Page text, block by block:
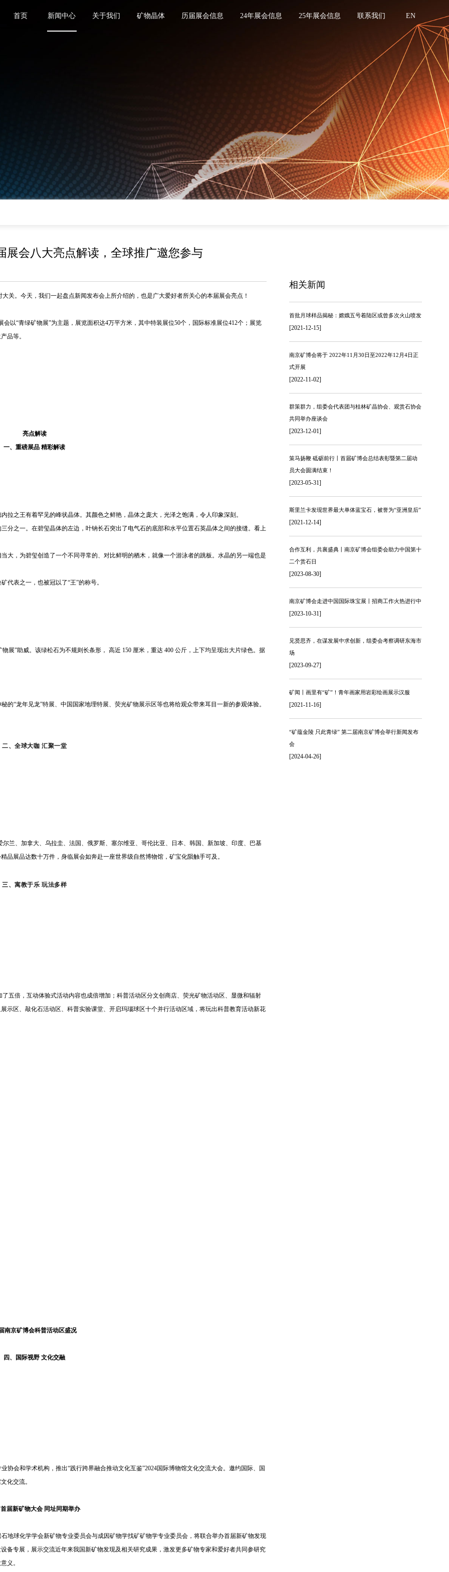
首页 新闻中心 关于我们 矿物晶体 历届展会信息 24年展会信息 25年展会信息 联系我们 EN
相关新闻
首批月球样品揭秘：嫦娥五号着陆区或曾多次火山喷发
[2021-12-15]
南京矿博会将于 2022年11月30日至2022年12月4日正
式开展
[2022-11-02]
群策群力，组委会代表团与桂林矿晶协会、观赏石协会
共同举办座谈会
[2023-12-01]
策马扬鞭 砥砺前行丨首届矿博会总结表彰暨第二届动
员大会圆满结束！
[2023-05-31]
斯里兰卡发现世界最大单体蓝宝石，被誉为“亚洲皇后”
[2021-12-14]
合作互利，共襄盛典丨南京矿博会组委会助力中国第十
二个赏石日
[2023-08-30]
南京矿博会走进中国国际珠宝展丨招商工作火热进行中
[2023-10-31]
见贤思齐，在谋发展中求创新，组委会考察调研东海市
场
[2023-09-27]
矿闻丨画里有“矿”！青年画家用岩彩绘画展示汉服
[2021-11-16]
“矿蕴金陵 只此青绿” 第二届南京矿博会举行新闻发布
会
[2024-04-26]
会八大亮点解读，全球推广邀您参与
关。今天，我们一起盘点新闻发布会上所介绍的，也是广大爱好者所关心的本届展会亮点！
“青绿矿物展”为主题，展览面积达4万平方米，其中特装展位50个，国际标准展位412个；展览
品等。
亮点解读
一、重磅展品 精彩解读
拉之王有着罕见的峰状晶体。其颜色之鲜艳，晶体之庞大，光泽之饱满，令人印象深刻。
分之一。在碧玺晶体的左边，叶钠长石突出了电气石的底部和水平位置石英晶体之间的接缝。看上
大，为碧玺创造了一个不同寻常的、对比鲜明的栖木，就像一个游泳者的跳板。水晶的另一端也是
代表之一，也被冠以了“王”的称号。
助威。该绿松石为不规则长条形， 高近 150 厘米，重达 400 公斤，上下均呈现出大片绿色。据
的“龙年见龙”特展、中国国家地理特展、荧光矿物展示区等也将给观众带来耳目一新的参观体验。
二、全球大咖 汇聚一堂
兰、加拿大、乌拉圭、法国、俄罗斯、塞尔维亚、哥伦比亚、日本、韩国、新加坡、印度、巴基
展品达数十万件，身临展会如奔赴一座世界级自然博物馆，矿宝化陨触手可及。
三、寓教于乐 玩法多样
五倍，互动体验式活动内容也成倍增加；科普活动区分文创商店、荧光矿物活动区、显微和辐射
示区、敲化石活动区、科普实验课堂、开启玛瑙球区十个并行活动区域，将玩出科普教育活动新花
南京矿博会科普活动区盛况
四、国际视野 文化交融
协会和学术机构，推出“践行跨界融合推动文化互鉴”2024国际博物馆文化交流大会。邀约国际、国
化交流。
届新矿物大会 同址同期举办
地球化学学会新矿物专业委员会与成因矿物学找矿矿物学专业委员会，将联合举办首届新矿物发现
备专展，展示交流近年来我国新矿物发现及相关研究成果，激发更多矿物专家和爱好者共同参研究
义。